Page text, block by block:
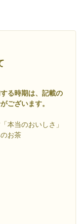
る時期は、記載の
ございます。
本当のおいしさ」
お茶